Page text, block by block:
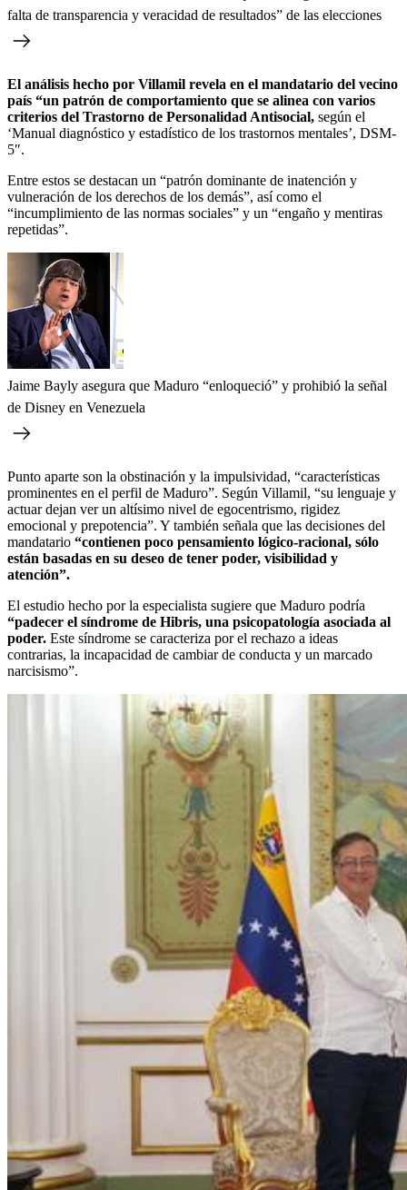
falta de transparencia y veracidad de resultados” de las elecciones
El análisis hecho por Villamil revela en el mandatario del vecino
país “un patrón de comportamiento que se alinea con varios
criterios del Trastorno de Personalidad Antisocial, según el
‘Manual diagnóstico y estadístico de los trastornos mentales’, DSM-
5″.
Entre estos se destacan un “patrón dominante de inatención y
vulneración de los derechos de los demás”, así como el
“incumplimiento de las normas sociales” y un “engaño y mentiras
repetidas”.
Jaime Bayly asegura que Maduro “enloqueció” y prohibió la señal
de Disney en Venezuela
Punto aparte son la obstinación y la impulsividad, “características
prominentes en el perfil de Maduro”. Según Villamil, “su lenguaje y
actuar dejan ver un altísimo nivel de egocentrismo, rigidez
emocional y prepotencia”. Y también señala que las decisiones del
mandatario “contienen poco pensamiento lógico-racional, sólo
están basadas en su deseo de tener poder, visibilidad y
atención”.
El estudio hecho por la especialista sugiere que Maduro podría
“padecer el síndrome de Hibris, una psicopatología asociada al
poder. Este síndrome se caracteriza por el rechazo a ideas
contrarias, la incapacidad de cambiar de conducta y un marcado
narcisismo”.